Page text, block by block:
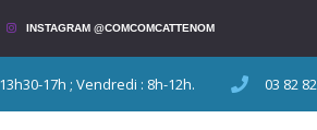
INSTAGRAM @COMCOMCATTENOM
17h ; Vendredi : 8h-12h. 03 82